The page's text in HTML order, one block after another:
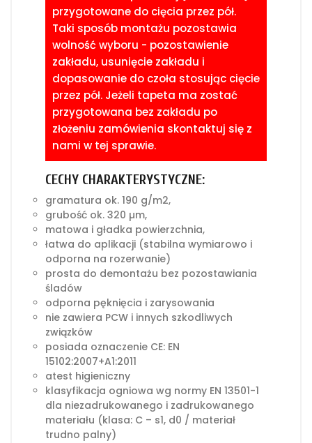
przygotowane do cięcia przez pół.
Taki sposób montażu pozostawia
wolność wyboru - pozostawienie
zakładu, usunięcie zakładu i
dopasowanie do czoła stosując cięcie
przez pół. Jeżeli tapeta ma zostać
przygotowana bez zakładu po
złożeniu zamówienia skontaktuj się z
nami w tej sprawie.
CECHY CHARAKTERYSTYCZNE:
gramatura ok. 190 g/m2,
grubość ok. 320 µm,
matowa i gładka powierzchnia,
łatwa do aplikacji (stabilna wymiarowo i
odporna na rozerwanie)
prosta do demontażu bez pozostawiania
śladów
odporna pęknięcia i zarysowania
nie zawiera PCW i innych szkodliwych
związków
posiada oznaczenie CE: EN
15102:2007+A1:2011
atest higieniczny
klasyfikacja ogniowa wg normy EN 13501-1
dla niezadrukowanego i zadrukowanego
materiału (klasa: C – s1, d0 / materiał
trudno palny)